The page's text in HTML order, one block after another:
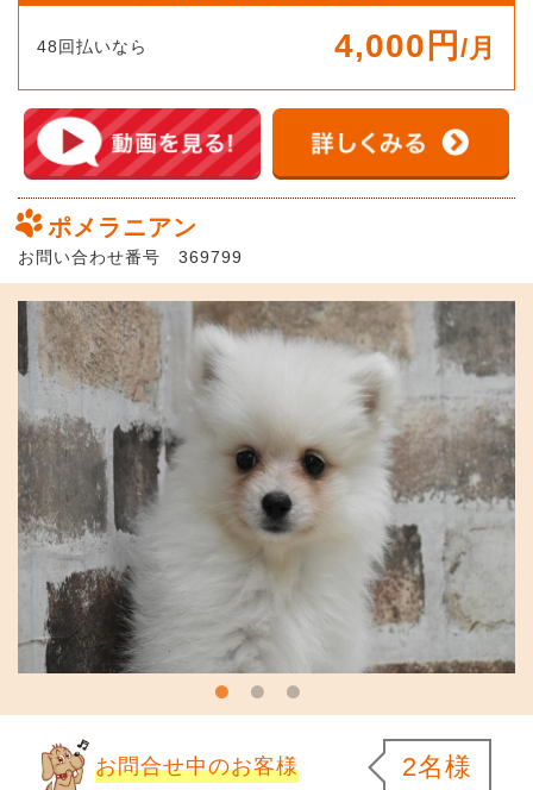
48回払いなら 4,000円 /月
ポメラニアン
お問い合わせ番号 369799
お問合せ中のお客様 2名様